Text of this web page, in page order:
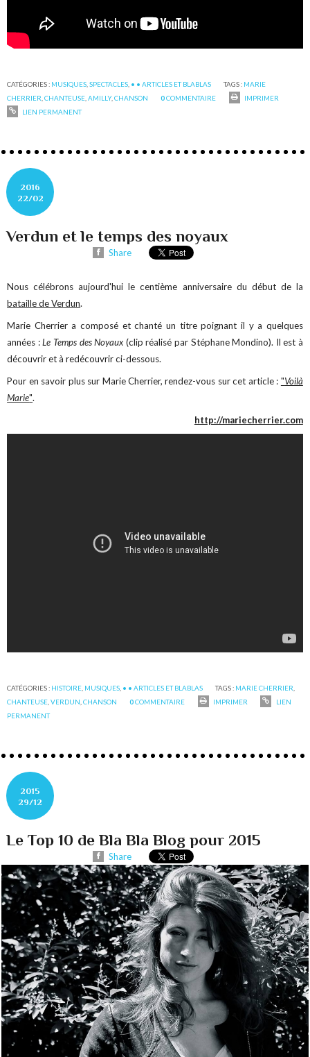
CATÉGORIES : MUSIQUES ,SPECTACLES • • ARTICLES ET BLABLAS TAGS : MARIE
CHERRIER ,CHANTEUSE ,AMILLY,CHANSON 0COMMENTAIRE
IMPRIMER
LIEN PERMANENT
2016
22/02
Verdun et le temps des noyaux
Share
Nous célébrons aujourd'hui le centième anniversaire du début de la
bataille de Verdun.
Marie Cherrier a composé et chanté un titre poignant il y a quelques
années :Le Temps des Noyaux (clip réalisé par Stéphane Mondino). Il est à
découvrir et à redécouvrir ci-dessous.
Pour en savoir plus sur Marie Cherrier, rendez-vous sur cet article : "Voilà
Marie".
http://mariecherrier.com
CATÉGORIES : HISTOIRE MUSIQUES • • ARTICLES ET BLABLAS TAGS : MARIE CHERRIER
CHANTEUSE ,VERDUN ,CHANSON 0COMMENTAIRE IMPRIMER
LIEN
PERMANENT
2015
29/12
Le Top 10 de Bla Bla Blog pour 2015
Share